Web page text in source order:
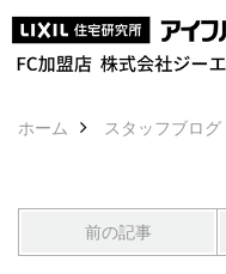
ホーム スタッフブログ
前の記事